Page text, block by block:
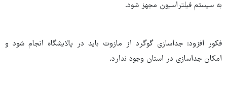
به سیستم فیلتراسیون مجهز شود.
فکور افزود: جداسازی گوگرد از مازوت باید در پالایشگاه انجام شود و
امکان جداسازی در استان وجود ندارد.